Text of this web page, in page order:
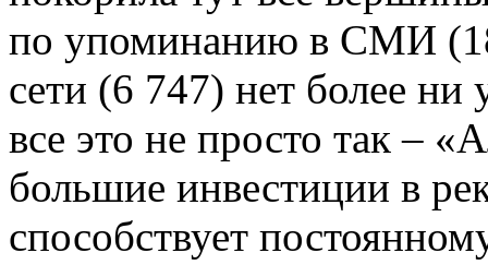
по упоминанию в СМИ
сети (6 747) нет более ни
все это не просто так –
большие инвестиции в
способствует